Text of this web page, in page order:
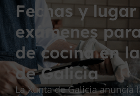
Fechas y
exámenes
de cocina en
de Galicia
La Xunta de Galicia anuncia